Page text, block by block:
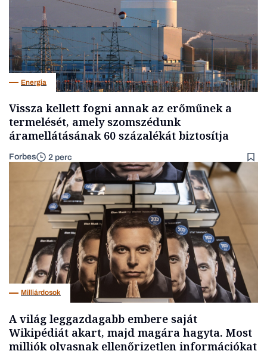
Energia
Vissza kellett fogni annak az erőműnek a
termelését, amely szomszédunk
áramellátásának 60 százalékát biztosítja
Forbes 2 perc
Milliárdosok
A világ leggazdagabb embere saját
Wikipédiát akart, majd magára hagyta. Most
milliók olvasnak ellenőrizetlen információkat